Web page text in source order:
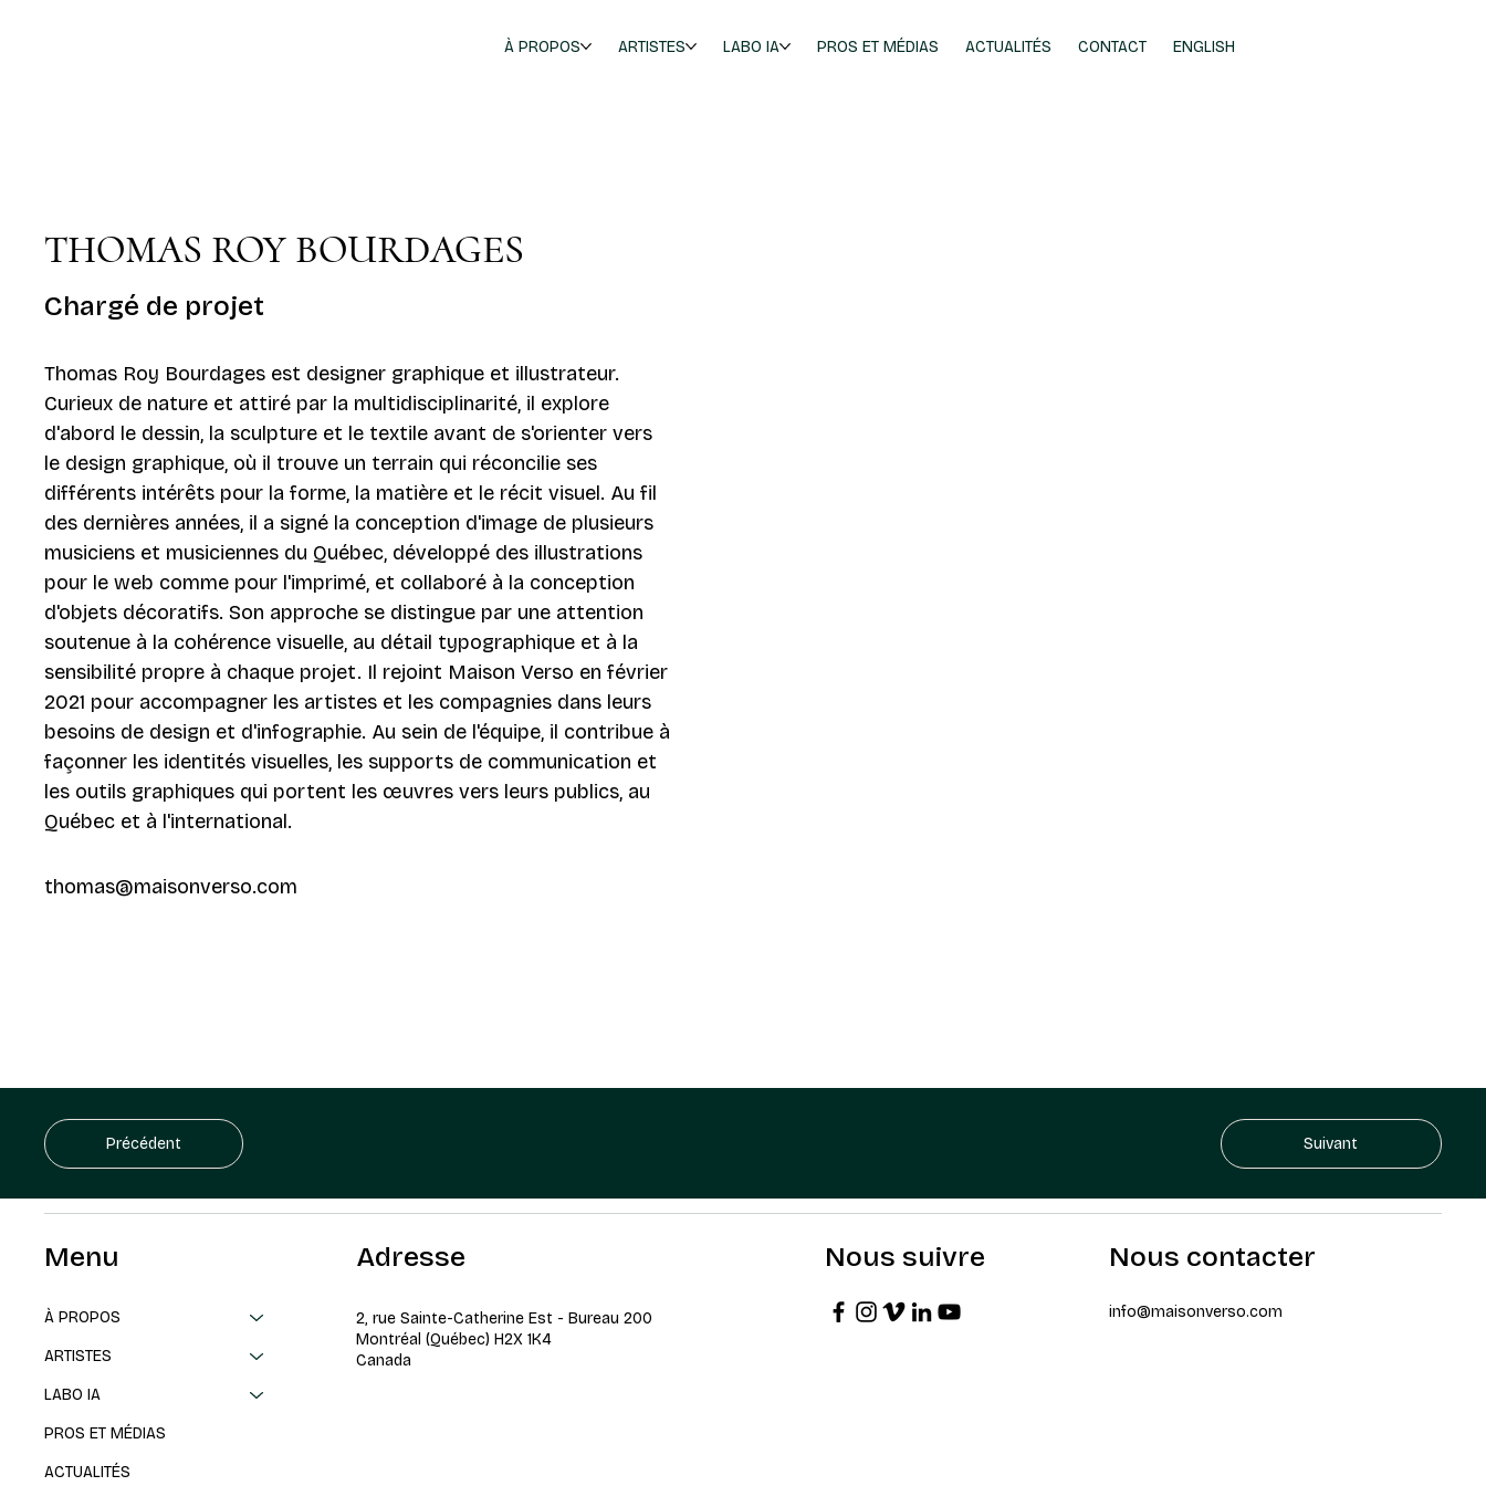
À PROPOS ARTISTES LABO IA PROS ET MÉDIAS ACTUALITÉS CONTACT ENGLISH
THOMAS ROY BOURDAGES
Chargé de projet
Thomas Roy Bourdages est designer graphique et illustrateur.
Curieux de nature et attiré par la multidisciplinarité, il explore
d'abord le dessin, la sculpture et le textile avant de s'orienter vers
le design graphique, où il trouve un terrain qui réconcilie ses
différents intérêts pour la forme, la matière et le récit visuel. Au fil
des dernières années, il a signé la conception d'image de plusieurs
musiciens et musiciennes du Québec, développé des illustrations
pour le web comme pour l'imprimé, et collaboré à la conception
d'objets décoratifs. Son approche se distingue par une attention
soutenue à la cohérence visuelle, au détail typographique et à la
sensibilité propre à chaque projet. Il rejoint Maison Verso en février
2021 pour accompagner les artistes et les compagnies dans leurs
besoins de design et d'infographie. Au sein de l'équipe, il contribue à
façonner les identités visuelles, les supports de communication et
les outils graphiques qui portent les œuvres vers leurs publics, au
Québec et à l'international.
thomas@maisonverso.com
Précédent Suivant
Menu
À PROPOS
ARTISTES
LABO IA
PROS ET MÉDIAS
ACTUALITÉS
Adresse
2, rue Sainte-Catherine Est - Bureau 200
Montréal (Québec) H2X 1K4
Canada
Nous suivre Nous contacter
info@maisonverso.com